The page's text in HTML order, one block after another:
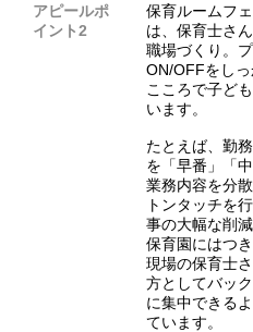
アピールポ
イント2
保育ルームフ
は、保育士さ
職場づくり。
ON/OFFをし
こころで子ど
います。
たとえば、勤
を「早番」「
業務内容を分
トンタッチを
事の大幅な削
保育園にはつ
現場の保育士
方としてバッ
に集中できる
ています。